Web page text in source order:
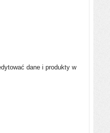
dane i produkty w